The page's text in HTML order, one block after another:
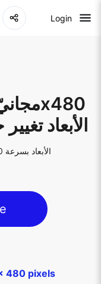
Login
الأبعاد
أفضل أداة لتغيير حجم الصور إلى 1920x480 الأبعاد بسرعة
480 pixels